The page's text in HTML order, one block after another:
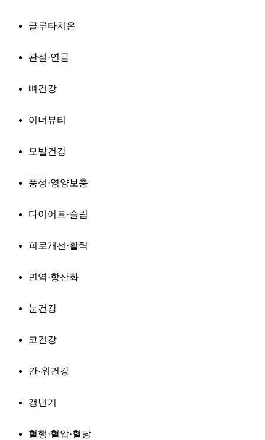
글루타치온
관절·연골
뼈건강
이너뷰티
모발건강
풍성·영양보충
다이어트·슬림
피로개선·활력
면역·항산화
눈건강
코건강
간·위건강
갱년기
혈행·혈압·혈당